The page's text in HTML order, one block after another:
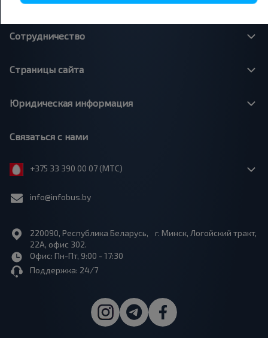
Сотрудничество
Страницы сайта
Юридическая информация
Связаться с нами
+375 33 390 00 07 (МТС)
info@infobus.by
220090, Республика Беларусь, г. Минск, Логойский тракт,
22А, офис 302.
Офис: Пн-Пт, 9:00 - 17:30
Поддержка: 24/7